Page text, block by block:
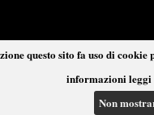
questo sito fa uso di
informazioni leggi
Non